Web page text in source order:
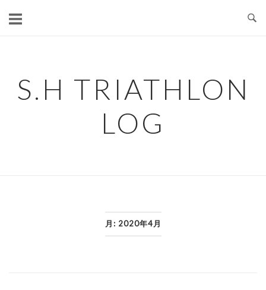
S.H TRIATHLON
LOG
月: 2020年4月